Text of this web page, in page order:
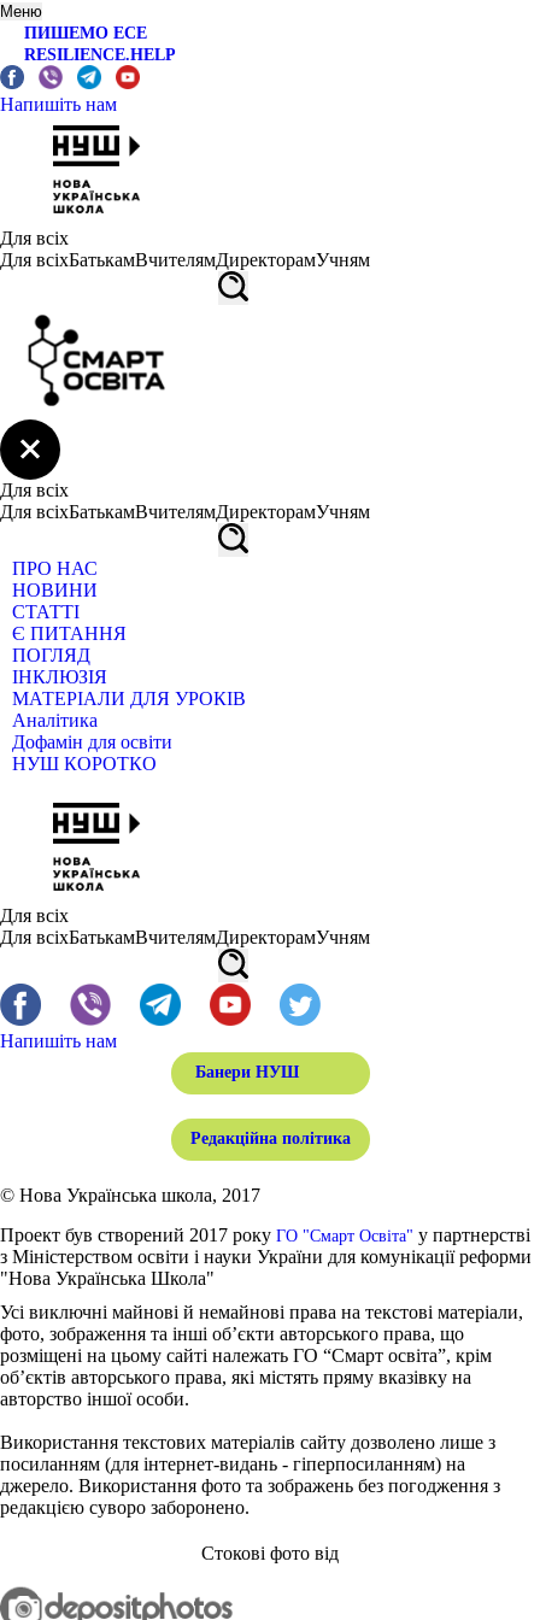
Меню
ПИШЕМО ЕСЕ
RESILIENCE.HELP
Напишіть нам
Для всіх
Для всіхБатькамВчителямДиректорамУчням
Для всіх
Для всіхБатькамВчителямДиректорамУчням
ПРО НАС
НОВИНИ
СТАТТІ
Є ПИТАННЯ
ПОГЛЯД
ІНКЛЮЗІЯ
МАТЕРІАЛИ ДЛЯ УРОКІВ
Аналітика
Дофамін для освіти
НУШ КОРОТКО
Для всіх
Для всіхБатькамВчителямДиректорамУчням
Напишіть нам
Банери НУШ
Редакційна політика
© Нова Українська школа, 2017
Проект був створений 2017 року ГО "Смарт Освіта" у партнерстві
з Міністерством освіти і науки України для комунікації реформи
"Нова Українська Школа"
Усі виключні майнові й немайнові права на текстові матеріали,
фото, зображення та інші об’єкти авторського права, що
розміщені на цьому сайті належать ГО “Смарт освіта”, крім
об’єктів авторського права, які містять пряму вказівку на
авторство іншої особи.
Використання текстових матеріалів сайту дозволено лише з
посиланням (для інтернет-видань - гіперпосиланням) на
джерело. Використання фото та зображень без погодження з
редакцією суворо заборонено.
Стокові фото від